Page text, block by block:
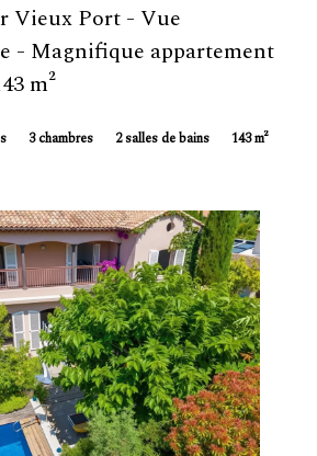
Vieux Port - Vue
- Magnifique appartement
m²
3 chambres 2 salles de bains 143 m²